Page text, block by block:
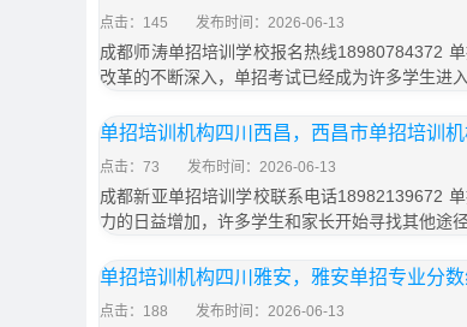
点击：145 发布时间：2026-06-13
成都师涛单招培训学校报名热线18980784372
改革的不断深入，单招考试已经成为许多学生进
单招培训机构四川西昌，西昌市单招培训机
点击：73 发布时间：2026-06-13
成都新亚单招培训学校联系电话18982139672
力的日益增加，许多学生和家长开始寻找其他途
单招培训机构四川雅安，雅安单招专业分数
点击：188 发布时间：2026-06-13